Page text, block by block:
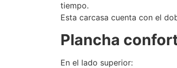
tiempo.
Esta carcasa cuenta con el
Plancha
En el lado superior: